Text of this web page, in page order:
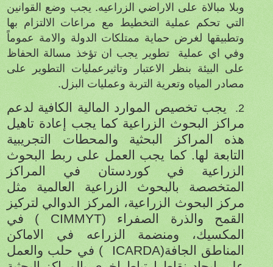
وبلا مبالاة على الاراضي الزراعيه. يجب وضع القوانين
التي تحكم عملية التخطيط مع مراعات الالتزام بها
وتطبيقها لغرض حماية ممتلكات الدولة والامة عموماً
وفي اي عملية
تطوير يجب ان تؤخذ مسالة الحفاظ
على البيئة بنظر الاعتبار وتاثيرعمليات التطوير على
مصادر المياه وتعرية التربة وعمليات البزل.
2.
يجب تخصيص الموارد المالية الكافية لدعم
مراكز البحوث الزراعية كما يجب إعادة تاهيل
هذه المراكز البحثية والمحطات التجريبية
التابعة لها. كما يجب العمل على ربط البحوث
الزراعية في كوردستان في المراكز
المتخصصة بالبحوث الزراعية العالمية مثل
مركز البحوث الزراعية، المركز الدوالي لتركيز
القمح والذرة الصفراء (CIMMYT ) في
المكسيك، ومنضمة الزراعه في الاماكن
المناطق الجافةICARDA)
) في حلب والعمل